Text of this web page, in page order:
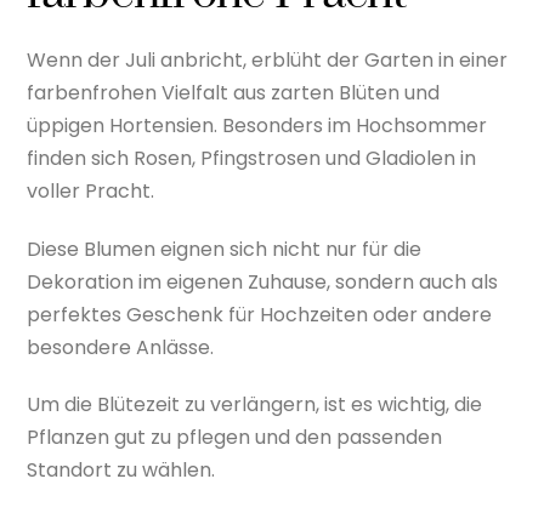
Wenn der Juli anbricht, erblüht der Garten in einer
farbenfrohen Vielfalt aus zarten Blüten und
üppigen Hortensien. Besonders im Hochsommer
finden sich Rosen, Pfingstrosen und Gladiolen in
voller Pracht.
Diese Blumen eignen sich nicht nur für die
Dekoration im eigenen Zuhause, sondern auch als
perfektes Geschenk für Hochzeiten oder andere
besondere Anlässe.
Um die Blütezeit zu verlängern, ist es wichtig, die
Pflanzen gut zu pflegen und den passenden
Standort zu wählen.